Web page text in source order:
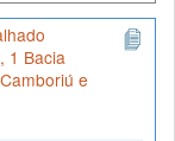
1 Bacia
e